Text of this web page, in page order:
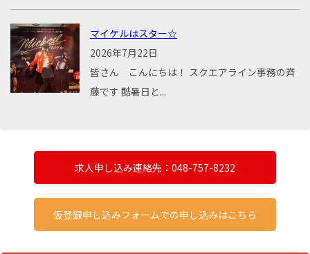
マイケルはスター☆
2026年7月22日
皆さん こんにちは！ スクエアライン事務の斉
藤です 酷暑日と...
求人申し込み連絡先：048-757-8232
仮登録申し込みフォームでの申し込みはこちら